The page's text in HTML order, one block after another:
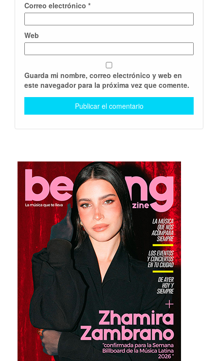
Correo electrónico *
Web
Guarda mi nombre, correo electrónico y web en
este navegador para la próxima vez que comente.